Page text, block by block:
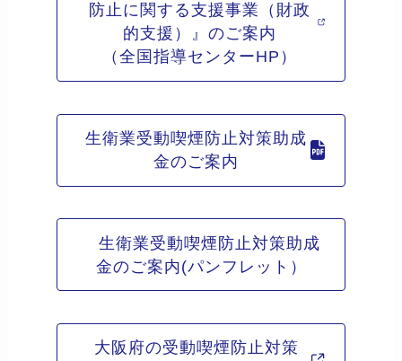
防止に関する支援事業（財政
的支援）』のご案内
（全国指導センターHP）
生衛業受動喫煙防止対策助成
金のご案内
生衛業受動喫煙防止対策助成
金のご案内(パンフレット）
大阪府の受動喫煙防止対策